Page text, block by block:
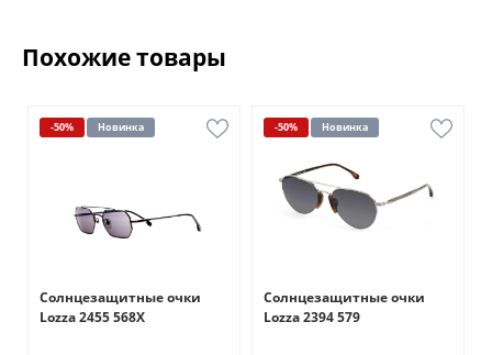
Похожие товары
-50% Новинка
Солнцезащитные очки
Lozza 2455 568X
-50% Новинка
Солнцезащитные очки
Lozza 2394 579